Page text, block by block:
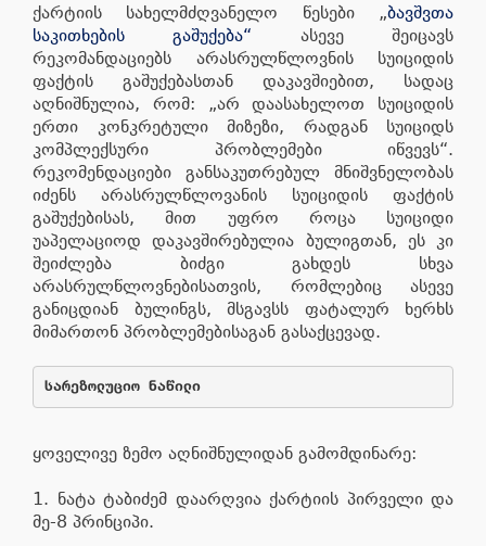
ქარტიის სახელმძღვანელო წესები „ბავშვთა
საკითხების გაშუქება“ ასევე შეიცავს
რეკომანდაციებს არასრულწლოვნის სუიციდის
ფაქტის გაშუქებასთან დაკავშიებით, სადაც
აღნიშნულია, რომ: „არ დაასახელოთ სუიციდის
ერთი კონკრეტული მიზეზი, რადგან სუიციდს
კომპლექსური პრობლემები იწვევს“.
რეკომენდაციები განსაკუთრებულ მნიშვნელობას
იძენს არასრულწლოვანის სუიციდის ფაქტის
გაშუქებისას, მით უფრო როცა სუიციდი
უაპელაციოდ დაკავშირებულია ბულიგთან, ეს კი
შეიძლება ბიძგი გახდეს სხვა
არასრულწლოვნებისათვის, რომლებიც ასევე
განიცდიან ბულინგს, მსგავსს ფატალურ ხერხს
მიმართონ პრობლემებისაგან გასაქცევად.
სარეზოლუციო ნაწილი
ყოველივე ზემო აღნიშნულიდან გამომდინარე:
1. ნატა ტაბიძემ დაარღვია ქარტიის პირველი და
მე-8 პრინციპი.